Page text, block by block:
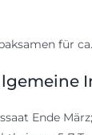
für
Ende